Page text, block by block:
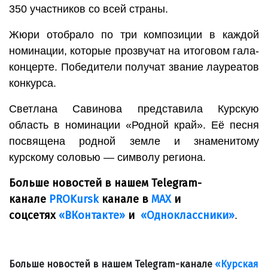
350 участников со всей страны.
Жюри отобрало по три композиции в каждой
номинации, которые прозвучат на итоговом гала-
концерте. Победители получат звание лауреатов
конкурса.
Светлана Савинова представила Курскую
область в номинации «Родной край». Её песня
посвящена родной земле и знаменитому
курскому соловью — символу региона.
Больше новостей в нашем Telegram-
канале PROKurskканале в МАХи
соцсетях «ВКонтакте» и «Одноклассники».
Больше новостей в нашем Telegram-канале «Курская